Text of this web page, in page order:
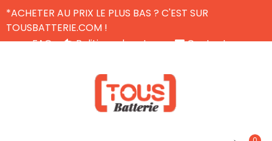
*ACHETER AU PRIX LE PLUS BAS ? C'EST SUR
TOUSBATTERIE.COM !
FAQ
Politique de retour
Contactez-nous